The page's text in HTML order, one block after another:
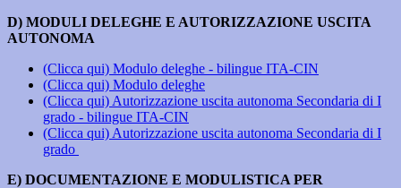
D) MODULI DELEGHE E AUTORIZZAZIONE USCITA
AUTONOMA
(Clicca qui) Modulo deleghe - bilingue ITA-CIN
(Clicca qui) Modulo deleghe
(Clicca qui) Autorizzazione uscita autonoma Secondaria di I
grado - bilingue ITA-CIN
(Clicca qui) Autorizzazione uscita autonoma Secondaria di I
grado
E) DOCUMENTAZIONE E MODULISTICA PER